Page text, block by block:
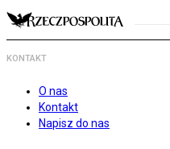
KONTAKT
O nas
Kontakt
Napisz do nas